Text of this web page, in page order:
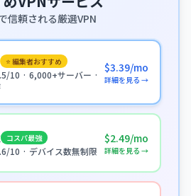
信頼される厳選VPN
⭐ 編集者おすすめ
· 6,000+サーバー ·
$3.39/mo
詳細を見る →
コスパ最強
· デバイス数無制限
$2.49/mo
詳細を見る →